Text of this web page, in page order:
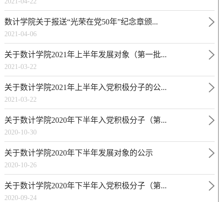
数计学院关于报送“光荣在党50年”纪念章颁...
2021-04-06
关于数计学院2021年上半年发展对象（第一批...
2021-03-22
关于数计学院2021年上半年入党积极分子的公...
2021-03-22
关于数计学院2020年下半年入党积极分子（第...
2020-10-30
关于数计学院2020年下半年发展对象的公示
2020-10-26
关于数计学院2020年下半年入党积极分子（第...
2020-09-24